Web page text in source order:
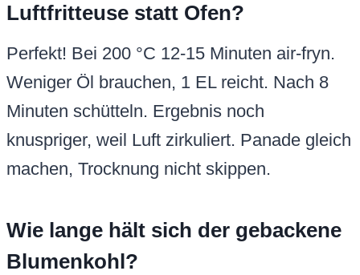
Luftfritteuse statt Ofen?
Perfekt! Bei 200 °C 12-15 Minuten air-fryn.
Weniger Öl brauchen, 1 EL reicht. Nach 8
Minuten schütteln. Ergebnis noch
knuspriger, weil Luft zirkuliert. Panade gleich
machen, Trocknung nicht skippen.
Wie lange hält sich der gebackene
Blumenkohl?